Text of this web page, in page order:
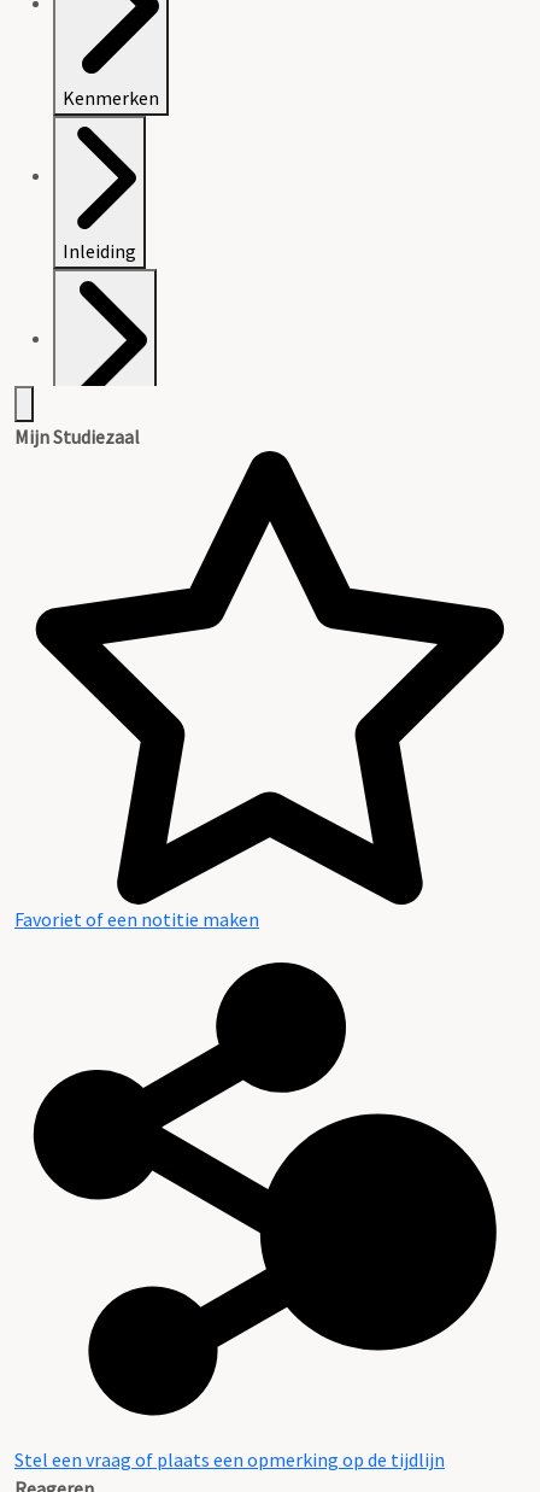
Kenmerken
Inleiding
Mijn Studiezaal
Favoriet of een notitie maken
Stel een vraag of plaats een opmerking op de tijdlijn